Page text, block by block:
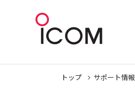
トップ サポート情報